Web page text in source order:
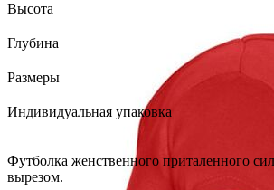
Высота
Глубина
Размеры
Индивидуальная упаковка
Футболка женственного приталенного
вырезом.